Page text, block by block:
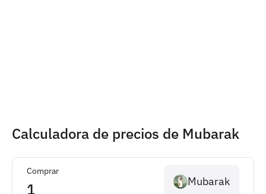
Calculadora de precios de Mubarak
Comprar
Mubarak